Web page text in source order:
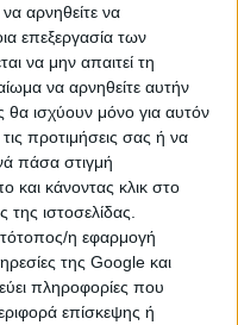
αρνηθείτε να
επεξεργασία των
να μην απαιτεί τη
να αρνηθείτε αυτήν
θα ισχύουν μόνο για αυτόν
προτιμήσεις σας ή να
πάσα στιγμή
και κάνοντας κλικ στο
ιστοσελίδας.
η εφαρμογή
της Google και
πληροφορίες που
επίσκεψης ή
πὼς ἡ ἐκπαίδευση
γιὰ τὸ ρόλο τους ὡς
οἰκίας.
Λυκοῦργος